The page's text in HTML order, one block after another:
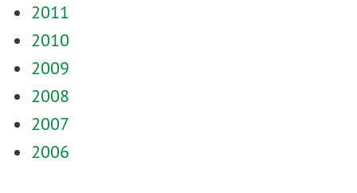
2011
2010
2009
2008
2007
2006